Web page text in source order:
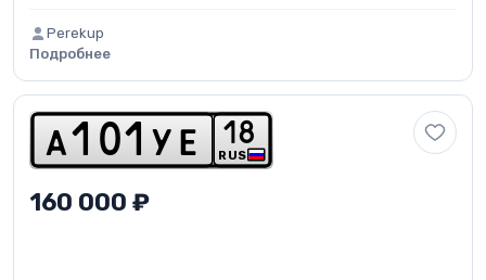
Perekup
Подробнее
a 1 0 1 y e RUS
1 8
160 000 ₽